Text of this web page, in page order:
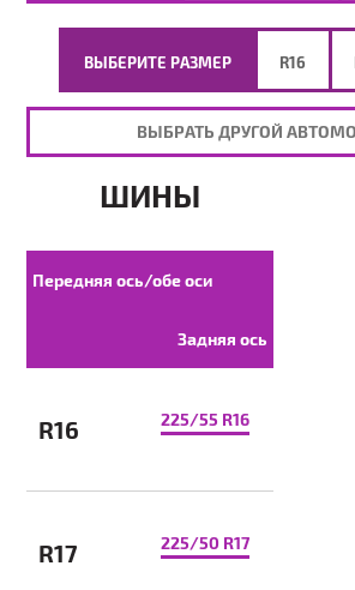
ВЫБЕРИТЕ РАЗМЕР R16
ВЫБРАТЬ ДРУГОЙ
ШИНЫ
Передняя ось/обе оси
Задняя ось
R16 225/55 R16
R17 225/50 R17